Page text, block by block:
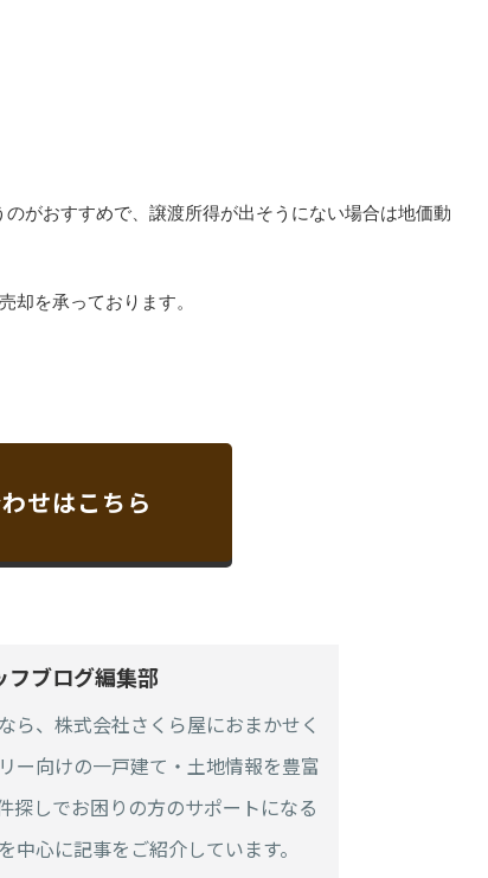
がおすすめで、譲渡所得が出そうにない場合は地価動
却を承っております。
せはこちら
フブログ編集部
ら、株式会社さくら屋におまかせく
ー向けの一戸建て・土地情報を豊富
探しでお困りの方のサポートになる
中心に記事をご紹介しています。